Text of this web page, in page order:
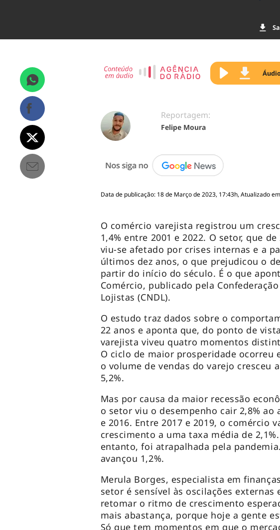
Reportagem:
Felipe Moura
Data de publicação: 18 de Março de 2023, 17:43h, Atualizado
O comércio varejista registrou um
1,4% entre 2001 e 2022. O setor, que
viu-se afetado por crises internas e a
últimos dez anos, o que prejudicou o
partir do início do século. É o que
Comércio, publicado pela
Lojistas (CNDL).
O estudo traz dados sobre o
22 anos e aponta que, do ponto de
varejista viveu quatro momentos
O ciclo de maior prosperidade ocorreu
o volume de vendas do varejo cresceu
5,2%.
Mas por causa da maior recessão
o setor viu o desempenho cair 2,8% ao
e 2016. Entre 2017 e 2019, o comércio
crescimento a uma taxa média de
entanto, foi atrapalhada pela
avançou 1,2%.
Merula Borges, especialista em
setor é sensível às oscilações externas
retomar o ritmo de crescimento
mais abastança, porque hoje a gente
Só que tem momentos em que o